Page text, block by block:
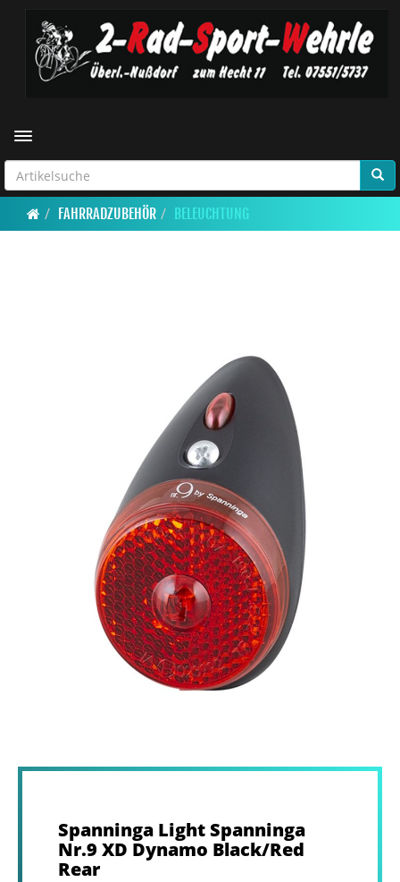
Toggle navigation
FAHRRADZUBEHÖR BELEUCHTUNG
Spanninga Light Spanninga
Nr.9 XD Dynamo Black/Red
Rear